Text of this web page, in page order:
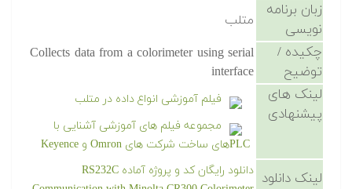
زبان برنامه
نویسی
متلب
چکیده /
توضیح
Collects data from a colorimeter using serial
interface
لینک های
پیشنهادی
فیلم آموزشی انواع داده در متلب
مجموعه فیلم های آموزشی آشنایی با
PLCهای ساخت شرکت های Omron و Keyence
لینک دانلود
دانلود رایگان کد و پروژه آماده RS232C